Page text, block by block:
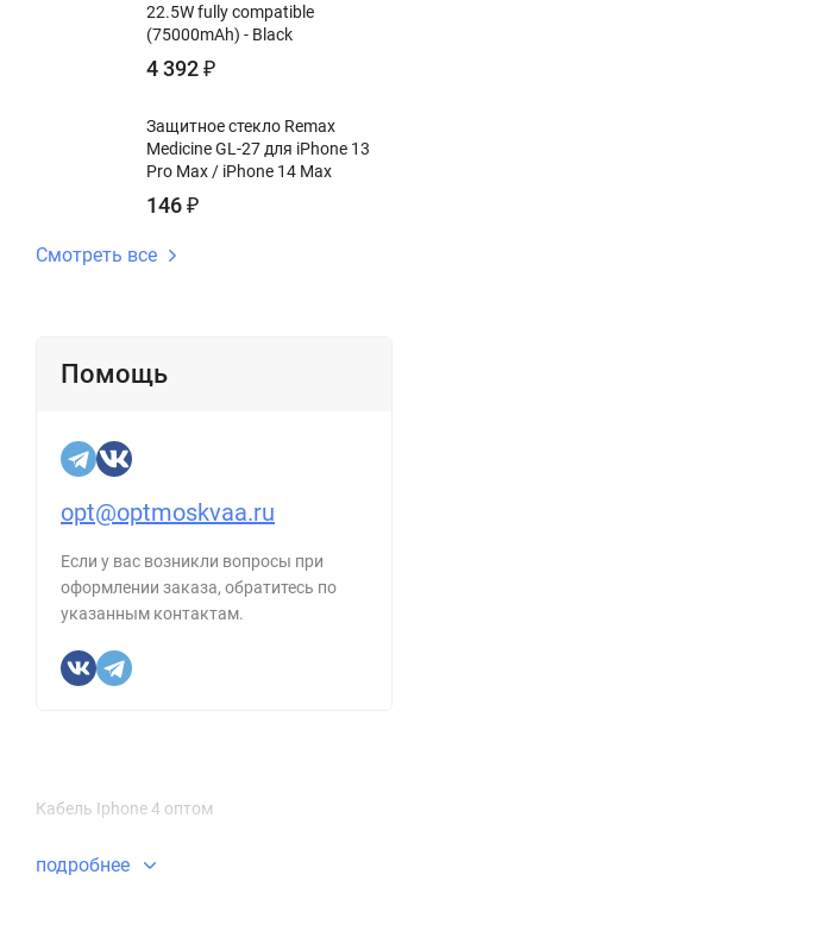
22.5W fully compatible
(75000mAh) - Black
4 392₽
Защитное стекло Remax
Medicine GL-27 для iPhone 13
Pro Max / iPhone 14 Max
146₽
Смотреть все
Помощь
opt@optmoskvaa.ru
Если у вас возникли вопросы при
оформлении заказа, обратитесь по
указанным контактам.
Кабель Iphone 4 оптом
подробнее